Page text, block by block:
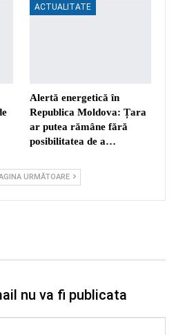
ACTUALITATE
Alertă energetică în
Republica Moldova: Țara
ar putea rămâne fără
posibilitatea de a…
URMĂTOARE
nu va fi publicata